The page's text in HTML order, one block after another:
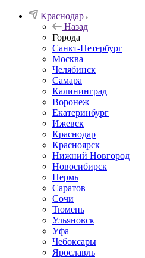
Краснодар
Назад
Города
Санкт-Петербург
Москва
Челябинск
Самара
Калининград
Воронеж
Екатеринбург
Ижевск
Краснодар
Красноярск
Нижний Новгород
Новосибирск
Пермь
Саратов
Сочи
Тюмень
Ульяновск
Уфа
Чебоксары
Ярославль